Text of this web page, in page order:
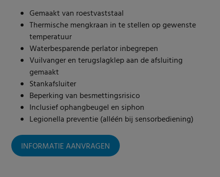
Gemaakt van roestvaststaal
Thermische mengkraan in te stellen op gewenste
temperatuur
Waterbesparende perlator inbegrepen
Vuilvanger en terugslagklep aan de afsluiting
gemaakt
Stankafsluiter
Beperking van besmettingsrisico
Inclusief ophangbeugel en siphon
Legionella preventie (alléén bij sensorbediening)
INFORMATIE AANVRAGEN